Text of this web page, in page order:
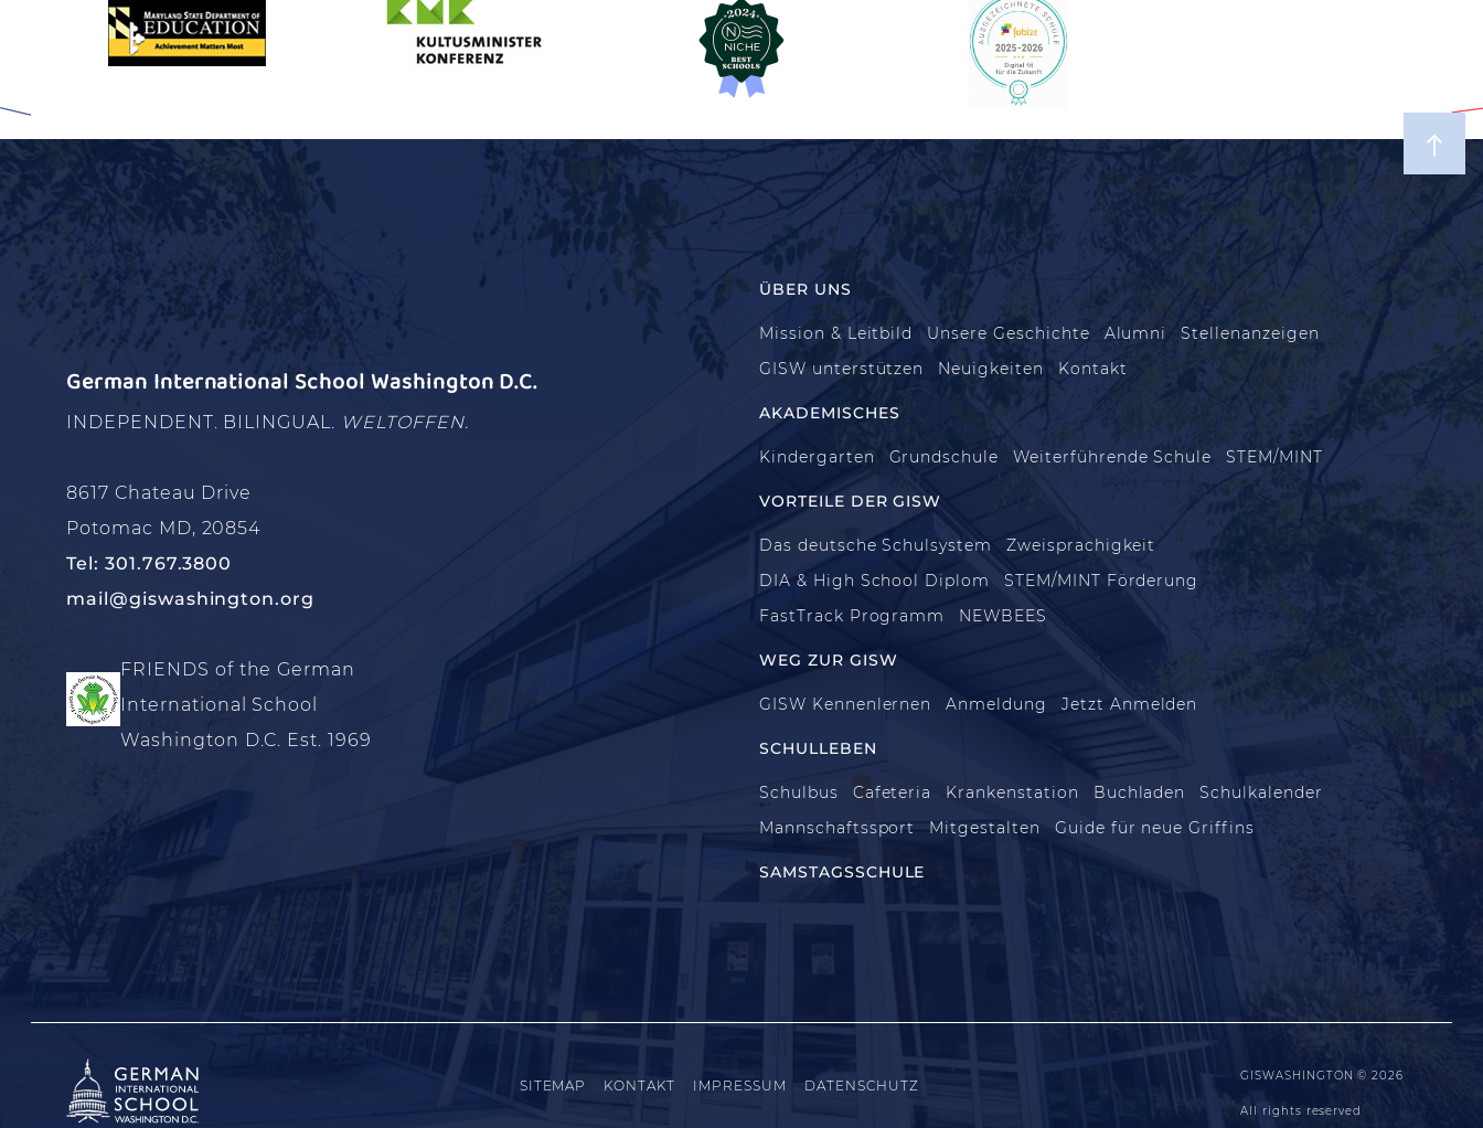
German International School Washington D.C.
INDEPENDENT. BILINGUAL. WELTOFFEN.
8617 Chateau Drive
Potomac MD, 20854
Tel: 301.767.3800
mail@giswashington.org
FRIENDS of the German
International School
Washington D.C. Est. 1969
ÜBER UNS
Mission & Leitbild Unsere Geschichte Alumni
Stellenanzeigen
GISW unterstützen
Neuigkeiten Kontakt
AKADEMISCHES
Kindergarten Grundschule Weiterführende Schule STEM/MINT
VORTEILE DER GISW
Das deutsche Schulsystem
Zweisprachigkeit
DIA & High School Diplom
STEM/MINT Förderung
FastTrack Programm
NEWBEES
WEG ZUR GISW
GISW Kennenlernen Anmeldung Jetzt Anmelden
SCHULLEBEN
Schulbus Cafeteria Krankenstation Buchladen
Schulkalender
Mannschaftssport
Mitgestalten Guide für neue Griffins
SAMSTAGSSCHULE
SITEMAP KONTAKT IMPRESSUM DATENSCHUTZ
GISWASHINGTON © 2026
All rights reserved